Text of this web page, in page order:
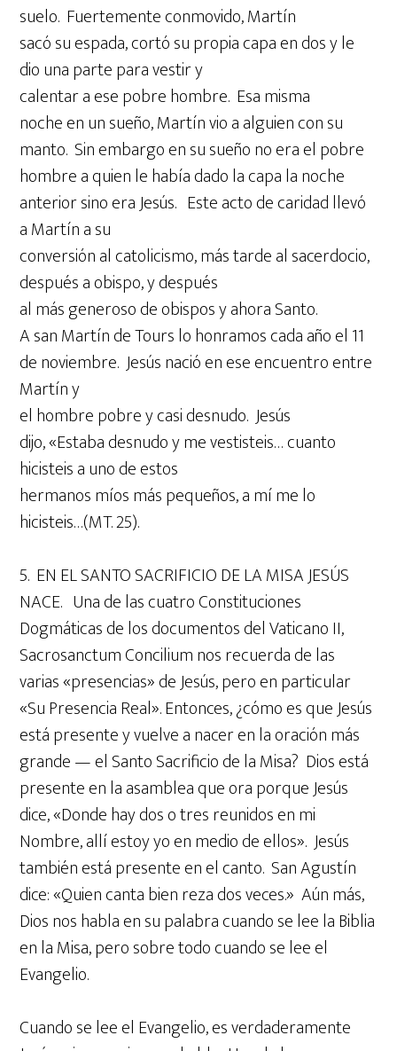
suelo. Fuertemente conmovido, Martín
sacó su espada, cortó su propia capa en dos y le
dio una parte para vestir y
calentar a ese pobre hombre. Esa misma
noche en un sueño, Martín vio a alguien con su
manto. Sin embargo en su sueño no era el pobre
hombre a quien le había dado la capa la noche
anterior sino era Jesús. Este acto de caridad llevó
a Martín a su
conversión al catolicismo, más tarde al sacerdocio,
después a obispo, y después
al más generoso de obispos y ahora Santo.
A san Martín de Tours lo honramos cada año el 11
de noviembre. Jesús nació en ese encuentro entre
Martín y
el hombre pobre y casi desnudo. Jesús
dijo, «Estaba desnudo y me vestisteis… cuanto
hicisteis a uno de estos
hermanos míos más pequeños, a mí me lo
hicisteis…(MT. 25).
5. EN EL SANTO SACRIFICIO DE LA MISA JESÚS
NACE. Una de las cuatro Constituciones
Dogmáticas de los documentos del Vaticano II,
Sacrosanctum Concilium nos recuerda de las
varias «presencias» de Jesús, pero en particular
«Su Presencia Real». Entonces, ¿cómo es que Jesús
está presente y vuelve a nacer en la oración más
grande — el Santo Sacrificio de la Misa? Dios está
presente en la asamblea que ora porque Jesús
dice, «Donde hay dos o tres reunidos en mi
Nombre, allí estoy yo en medio de ellos». Jesús
también está presente en el canto. San Agustín
dice: «Quien canta bien reza dos veces.» Aún más,
Dios nos habla en su palabra cuando se lee la Biblia
en la Misa, pero sobre todo cuando se lee el
Evangelio.
Cuando se lee el Evangelio, es verdaderamente